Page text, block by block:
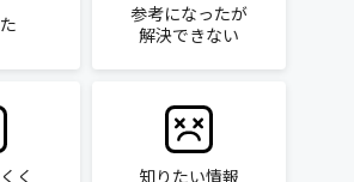
参考になったが
解決できない
く
知りたい情報